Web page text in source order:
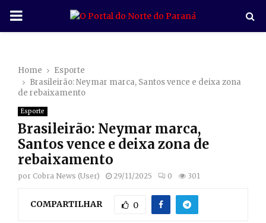
P
M
A
R
Home
Esporte
Brasileirão: Neymar marca, Santos vence e deixa zona
de rebaixamento
Esporte
Brasileirão: Neymar marca,
Santos vence e deixa zona de
rebaixamento
por Cobra News (User) 29/11/2025 0 301
COMPARTILHAR 0